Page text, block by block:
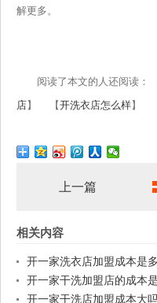
解更多。
阅读了本文的人还阅读：
店】 【开洗衣店怎么样】
上一篇
相关内容
开一家洗衣店加盟成本是
开一家干洗加盟店的成本
开一家干洗店加盟成本大